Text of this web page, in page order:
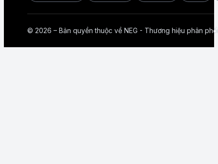
© 2026 – Bản quyền thuộc về NEG - Thương hiệu phân